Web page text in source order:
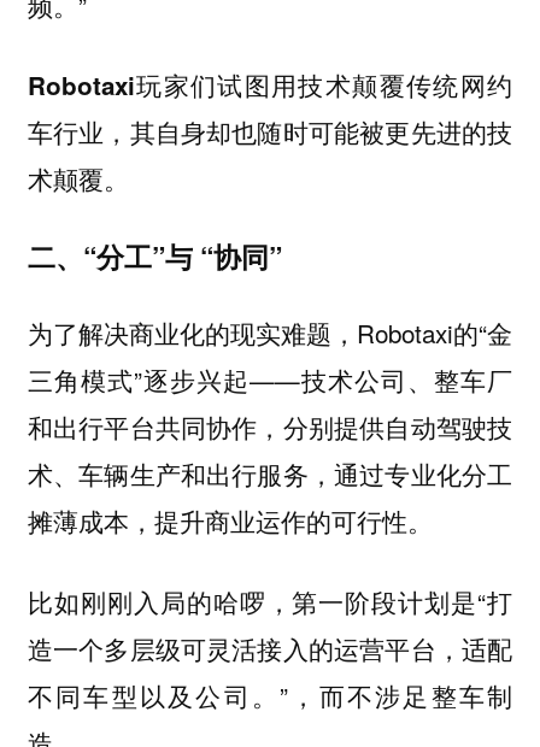
Robotaxi玩家们试图用技术颠覆传统网约
车行业，其自身却也随时可能被更先进的技
术颠覆。
二、“分工”与 “协同”
为了解决商业化的现实难题，Robotaxi的“金
三角模式”逐步兴起——技术公司、整车厂
和出行平台共同协作，分别提供自动驾驶技
术、车辆生产和出行服务，通过专业化分工
摊薄成本，提升商业运作的可行性。
比如刚刚入局的哈啰，第一阶段计划是“打
造一个多层级可灵活接入的运营平台，适配
不同车型以及公司。”，而不涉足整车制